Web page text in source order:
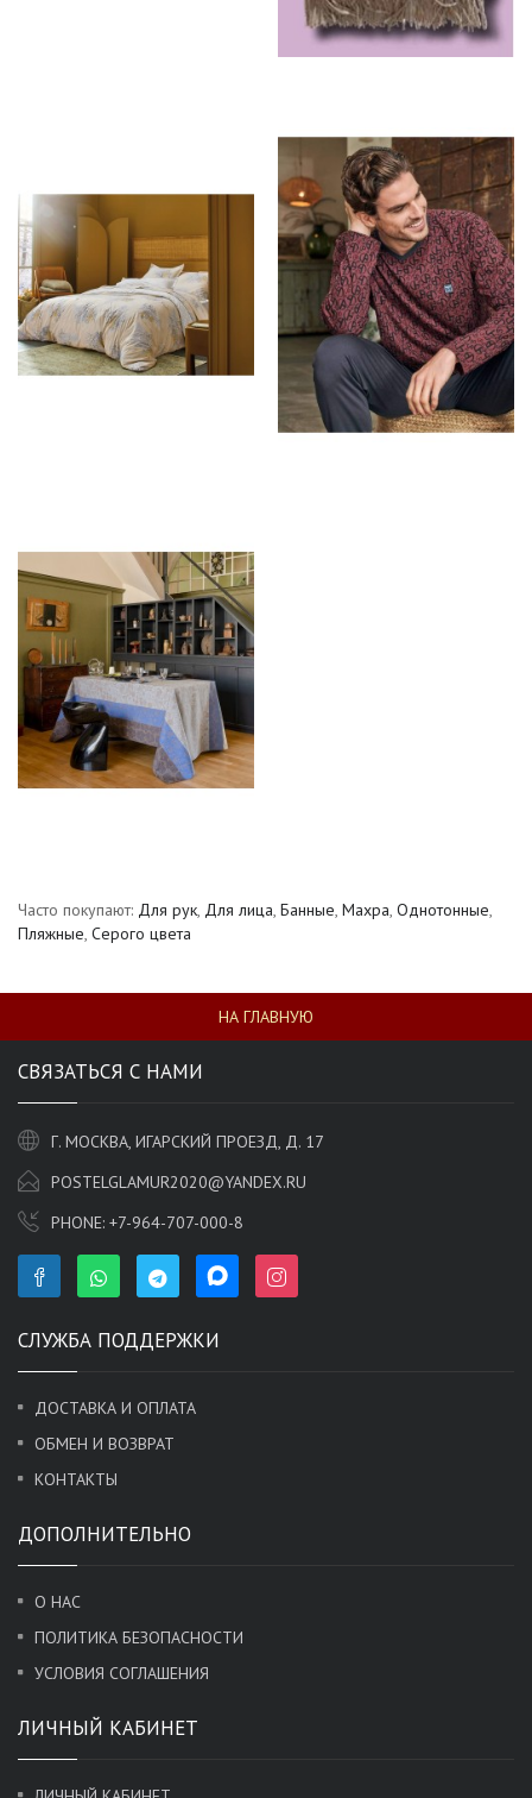
Часто покупают: Для рук, Для лица, Банные, Махра, Однотонные,
Пляжные, Серого цвета
НА ГЛАВНУЮ
СВЯЗАТЬСЯ С НАМИ
Г. МОСКВА, ИГАРСКИЙ ПРОЕЗД, Д. 17
POSTELGLAMUR2020@YANDEX.RU
PHONE: +7-964-707-000-8
СЛУЖБА ПОДДЕРЖКИ
ДОСТАВКА И ОПЛАТА
ОБМЕН И ВОЗВРАТ
КОНТАКТЫ
ДОПОЛНИТЕЛЬНО
О НАС
ПОЛИТИКА БЕЗОПАСНОСТИ
УСЛОВИЯ СОГЛАШЕНИЯ
ЛИЧНЫЙ КАБИНЕТ